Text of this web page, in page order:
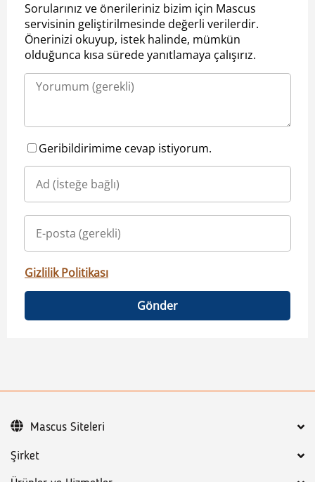
Sorularınız ve önerileriniz bizim için Mascus
servisinin geliştirilmesinde değerli verilerdir.
Önerinizi okuyup, istek halinde, mümkün
olduğunca kısa sürede yanıtlamaya çalışırız.
Geribildirimime cevap istiyorum.
Gizlilik Politikası
Gönder
Şirket
Mascus Siteleri